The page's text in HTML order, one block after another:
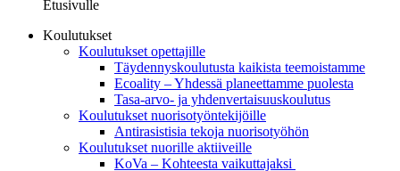
Etusivulle
Koulutukset
Koulutukset opettajille
Täydennys­koulutusta kaikista teemois­tamme
Ecoality – Yhdessä planeettamme puolesta
Tasa-arvo- ja yhdenvertaisuuskoulutus
Koulutukset nuorisotyöntekijöille
Antirasistisia tekoja nuorisotyöhön
Koulutukset nuorille aktiiveille
KoVa – Kohteesta vaikuttajaksi